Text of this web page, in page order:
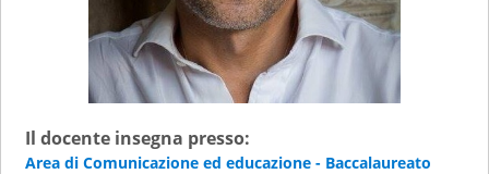
Il docente insegna presso:
Area di Comunicazione ed educazione - Baccalaureato